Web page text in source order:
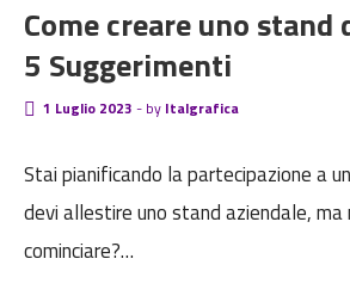
Come creare uno stand
5 Suggerimenti
1 Luglio 2023 - by Italgrafica
Stai pianificando la partecipazione a
devi allestire uno stand aziendale, ma
cominciare?…